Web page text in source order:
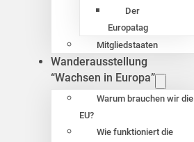
Der
Europatag
Mitgliedstaaten
Wanderausstellung
“Wachsen in Europa”
Warum brauchen wir die
EU?
Wie funktioniert die